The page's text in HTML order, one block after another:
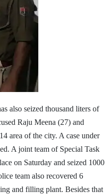
also seized thousand liters of
Raju Meena (27) and
area of the city. A case under
A joint team of Special Task
on Saturday and seized 1000
team also recovered 6
and filling plant. Besides that